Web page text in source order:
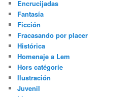
Encrucijadas
Fantasía
Ficción
Fracasando por placer
Histórica
Homenaje a Lem
Hors catégorie
Ilustración
Juvenil